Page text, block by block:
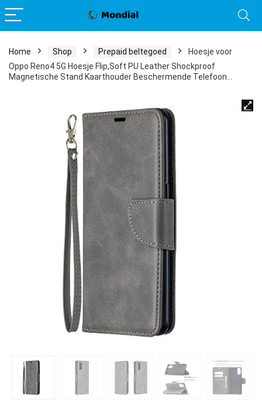
Home Shop Prepaid beltegoed
Hoesje voor
Oppo Reno4 5G Hoesje Flip,Soft PU Leather Shockproof
Magnetische Stand Kaarthouder Beschermende Telefoon…